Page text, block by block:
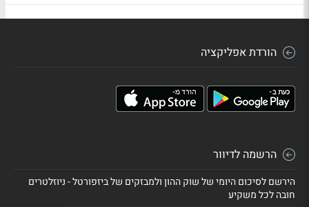
הורדת אפליקציה
הרשמה לדיוור
הירשם לסיכום היומי של שוק ההון ולמבזקים של ביזפורטל - ניוזלטרים
חובה לכל משקיע